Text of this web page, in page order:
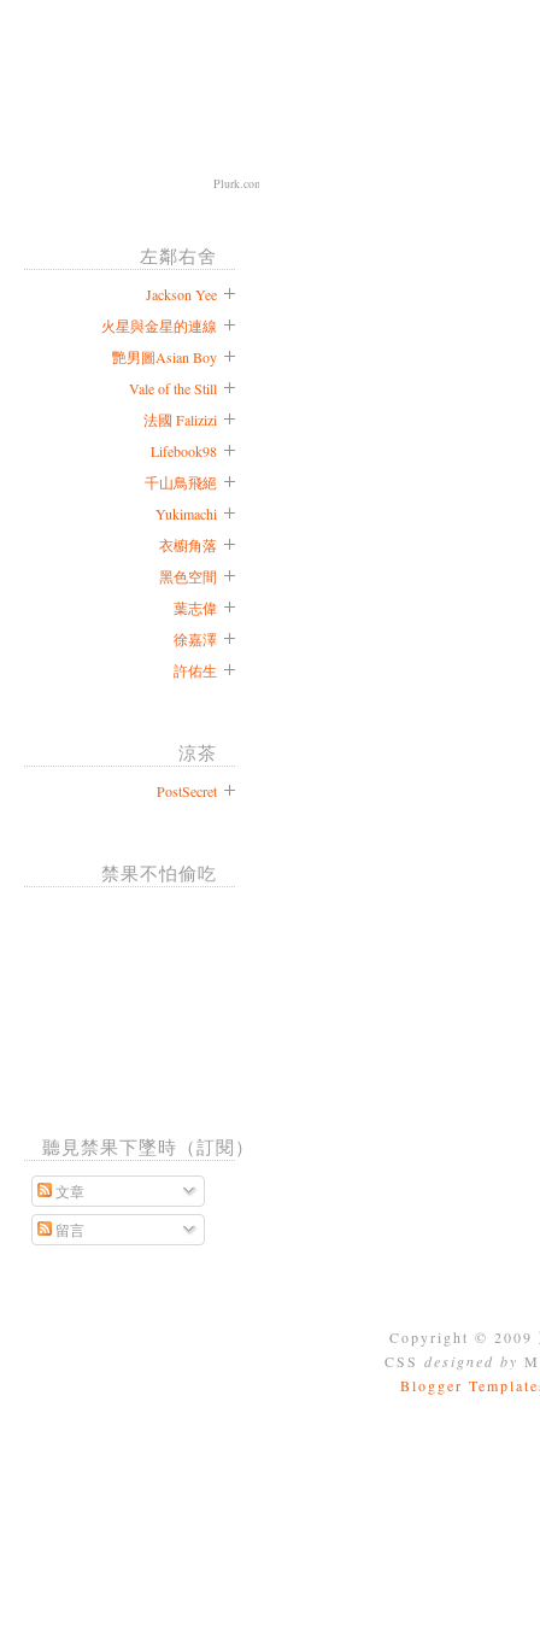
Plurk.com
左鄰右舍
Jackson Yee
火星與金星的連線
艷男圖Asian Boy
Vale of the Still
法國 Falizizi
Lifebook98
千山鳥飛絕
Yukimachi
衣櫥角落
黑色空間
葉志偉
徐嘉澤
許佑生
涼茶
PostSecret
禁果不怕偷吃
聽見禁果下墜時（訂閱）
文章
留言
Copyright © 2009
CSS designed by
Blogger